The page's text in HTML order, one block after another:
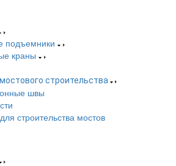
подъемники
краны
строительства
швы
строительства мостов